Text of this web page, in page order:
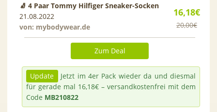
16,18€
20,00€
🧦 4 Paar Tommy Hilfiger Sneaker-Socken
21.08.2022
von: mybodywear.de
Zum Deal
Update
Jetzt im 4er Pack wieder da und diesmal
für gerade mal 16,18€ – versandkostenfrei mit dem
Code MB210822